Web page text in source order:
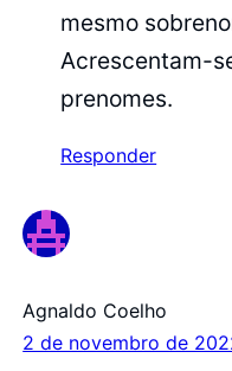
mesmo
Acrescentam-
prenomes.
Responder
Agnaldo Coelho
2 de novembro de